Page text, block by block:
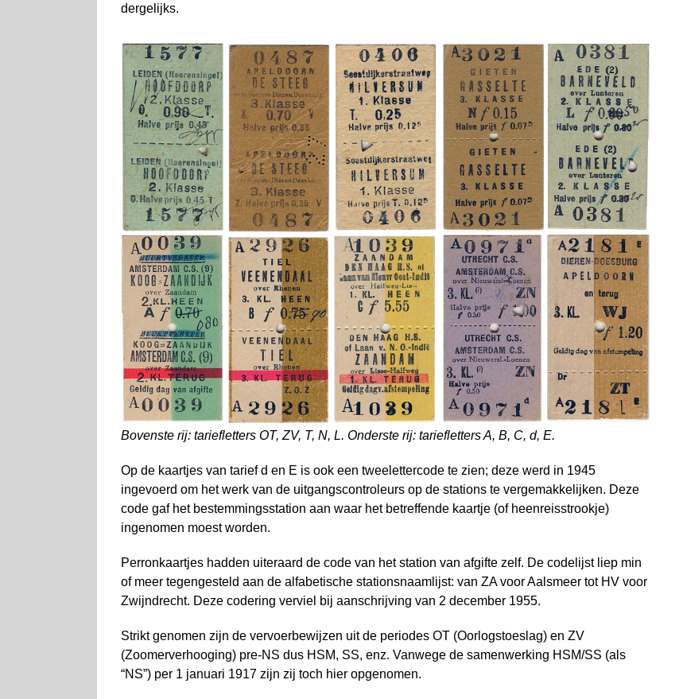
dergelijks.
Bovenste rij: tariefletters OT, ZV, T, N, L. Onderste rij: tariefletters A, B, C, d, E.
Op de kaartjes van tarief d en E is ook een tweelettercode te zien; deze werd in 1945
ingevoerd om het werk van de uitgangscontroleurs op de stations te ver­gemakkelijken. Deze
code gaf het bestemmingsstation aan waar het betref­fende kaartje (of heenreisstrookje)
ingenomen moest worden.
Perronkaartjes hadden uiteraard de code van het station van afgifte zelf. De codelijst liep min
of meer tegengesteld aan de alfabetische stationsnaamlijst: van ZA voor Aalsmeer tot HV voor
Zwijndrecht. Deze codering verviel bij aanschrijving van 2 december 1955.
Strikt genomen zijn de vervoerbewijzen uit de periodes OT (Oorlogstoeslag) en ZV
(Zoomerverhooging) pre-NS dus HSM, SS, enz. Vanwege de samenwerking HSM/SS (als
“NS”) per 1 januari 1917 zijn zij toch hier opgenomen.